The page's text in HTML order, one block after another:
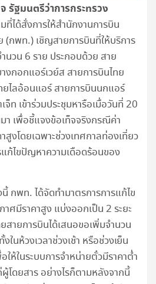
รัฐมนตรีว่าการกระทรวง
ที่ได้สั่งการให้สำนักงานการบิน
(กพท.) เชิญสายการบินที่ให้บริการ
นวน 6 ราย ประกอบด้วย สาย
งกอกแอร์เวย์ส สายการบินไทย
ยไลอ้อนแอร์ สายการบินนกแอร์
จ็ท เข้าร่วมประชุมหารือเมื่อวันที่ 20
เพื่อชี้แจงข้อเท็จจริงกรณีค่า
สูงโดยเฉพาะช่วงเทศกาลท่องเที่ยว
ก้ไขปัญหาความเดือดร้อนของ
กพท. ได้จัดทำมาตรการการแก้ไข
ศมีราคาสูง แบ่งออกเป็น 2 ระยะ
สายการบินได้เสนอขอเพิ่มจำนวน
ในห้วงเวลาช่วงเช้า หรือช่วงเย็น
ให้ในระบบการจำหน่ายตั๋วมีราคาต่ำ
โดยสาร อย่างไรก็ตามหลังจากนี้